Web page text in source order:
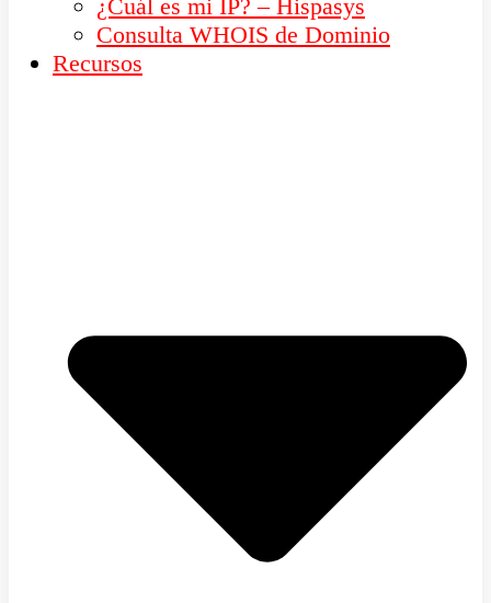
¿Cuál es mi IP? – Hispasys
Consulta WHOIS de Dominio
Recursos